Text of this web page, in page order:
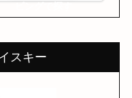
スキー